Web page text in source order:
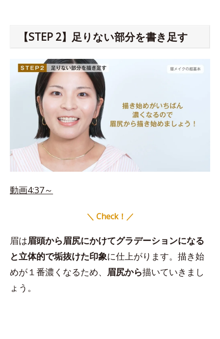
【STEP 2】足りない部分を書き足す
動画4:37～
＼ Check！／
眉は眉頭から眉尻にかけてグラデーションになる
と立体的で垢抜けた印象に仕上がります。描き始
めが１番濃くなるため、 眉尻から描いていきまし
ょう。